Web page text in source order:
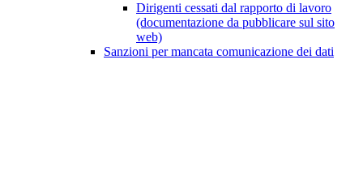
Dirigenti cessati dal rapporto di lavoro
(documentazione da pubblicare sul sito
web)
Sanzioni per mancata comunicazione dei dati